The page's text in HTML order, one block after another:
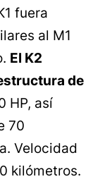
fuera
al M1
El K2
de
HP, así
70
Velocidad
kilómetros.